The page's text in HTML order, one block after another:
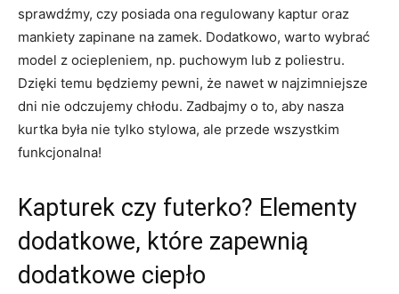
sprawdźmy, czy posiada ona regulowany kaptur oraz
mankiety zapinane na zamek. Dodatkowo, warto wybrać
model z ociepleniem, np. puchowym lub z poliestru.
Dzięki temu będziemy pewni, że nawet w najzimniejsze
dni nie odczujemy chłodu. Zadbajmy o to, aby nasza
kurtka była nie tylko stylowa, ale przede wszystkim
funkcjonalna!
Kapturek czy futerko? Elementy
dodatkowe, które zapewnią
dodatkowe ciepło